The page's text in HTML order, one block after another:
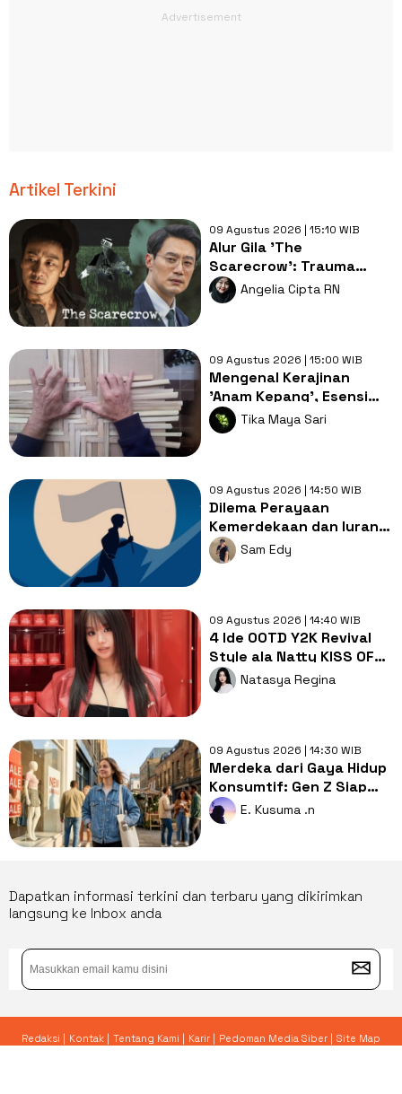
Artikel Terkini
09 Agustus 2026 | 15:10 WIB
Alur Gila 'The
Scarecrow': Trauma
Lama, Pembunuh
Berantai dan Misteri
Angelia Cipta RN
09 Agustus 2026 | 15:00 WIB
Mengenal Kerajinan
'Anam Kepang', Esensi
Edukatif yang Mati
Ditelan Zaman
Tika Maya Sari
09 Agustus 2026 | 14:50 WIB
Dilema Perayaan
Kemerdekaan dan Iuran
Besar yang
Memberatkan Warga
Sam Edy
09 Agustus 2026 | 14:40 WIB
4 Ide OOTD Y2K Revival
Style ala Natty KISS OF
LIFE, Timeless dan
Stylish!
Natasya Regina
09 Agustus 2026 | 14:30 WIB
Merdeka dari Gaya Hidup
Konsumtif: Gen Z Siap
Tinggalkan Budaya
Checkout?
E. Kusuma .n
Dapatkan informasi terkini dan terbaru yang dikirimkan
langsung ke Inbox anda
Redaksi | Kontak | Tentang Kami | Karir | Pedoman Media Siber | Site Map